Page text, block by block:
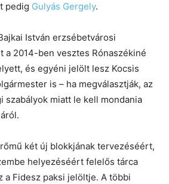
pedig Gulyás Gergely.
István erzsébetvárosi
a 2014-ben vesztes Rónaszékiné
és egyéni jelölt lesz Kocsis
is – ha megválasztják, az
szabályok miatt le kell mondania
két új blokkjának tervezéséért,
helyezéséért felelős tárca
a Fidesz paksi jelöltje. A többi